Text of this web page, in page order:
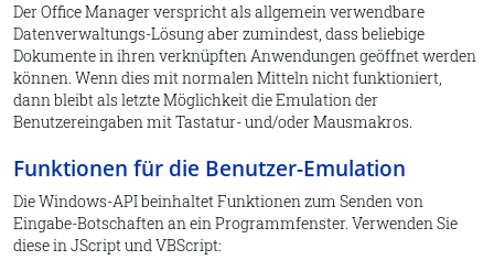
Der Office Manager verspricht als allgemein verwendbare
Datenverwaltungs-Lösung aber zumindest, dass beliebige
Dokumente in ihren verknüpften Anwendungen geöffnet werden
können. Wenn dies mit normalen Mitteln nicht funktioniert,
dann bleibt als letzte Möglichkeit die Emulation der
Benutzereingaben mit Tastatur- und/oder Mausmakros.
Funktionen für die Benutzer-Emulation
Die Windows-API beinhaltet Funktionen zum Senden von
Eingabe-Botschaften an ein Programmfenster. Verwenden Sie
diese in JScript und VBScript: